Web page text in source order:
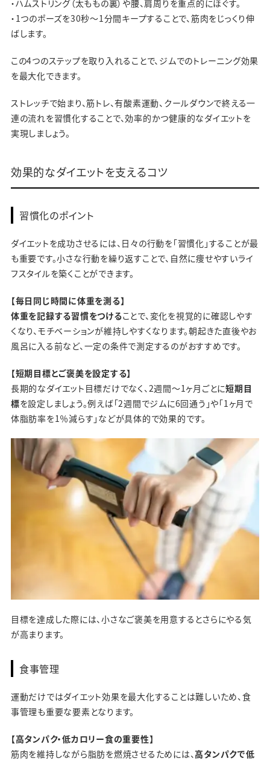
・ハムストリング（太ももの裏）や腰、肩周りを重点的にほぐす。
・1つのポーズを30秒～1分間キープすることで、筋肉をじっくり伸
ばします。
この4つのステップを取り入れることで、ジムでのトレーニング効果
を最大化できます。
ストレッチで始まり、筋トレ、有酸素運動、クールダウンで終える一
連の流れを習慣化することで、効率的かつ健康的なダイエットを
実現しましょう。
効果的なダイエットを支えるコツ
習慣化のポイント
ダイエットを成功させるには、日々の行動を「習慣化」することが最
も重要です。小さな行動を繰り返すことで、自然に痩せやすいライ
フスタイルを築くことができます。
【毎日同じ時間に体重を測る】
体重を記録する習慣をつけることで、変化を視覚的に確認しやす
くなり、モチベーションが維持しやすくなります。朝起きた直後やお
風呂に入る前など、一定の条件で測定するのがおすすめです。
【短期目標とご褒美を設定する】
長期的なダイエット目標だけでなく、2週間～1ヶ月ごとに短期目
標を設定しましょう。例えば「2週間でジムに6回通う」や「1ヶ月で
体脂肪率を1％減らす」などが具体的で効果的です。
目標を達成した際には、小さなご褒美を用意するとさらにやる気
が高まります。
食事管理
運動だけではダイエット効果を最大化することは難しいため、食
事管理も重要な要素となります。
【高タンパク・低カロリー食の重要性】
筋肉を維持しながら脂肪を燃焼させるためには、高タンパクで低